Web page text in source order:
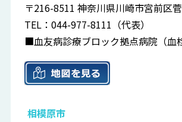
〒216-8511 神奈川県川崎市宮前区
TEL：044-977-8111（代表）
■血友病診療ブロック拠点病院（血
相模原市